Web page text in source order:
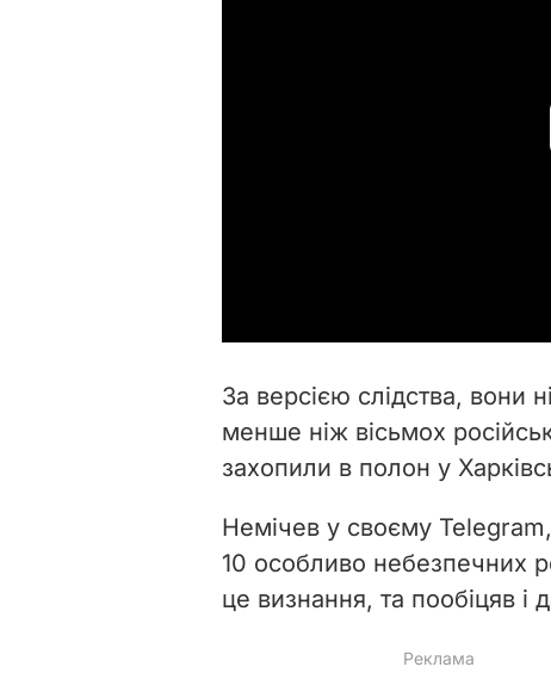
За версією слідства, вони
менше ніж вісьмох
захопили в полон у
Немічев у своєму Telegram,
10 особливо небезпечних
це визнання, та пообіцяв і